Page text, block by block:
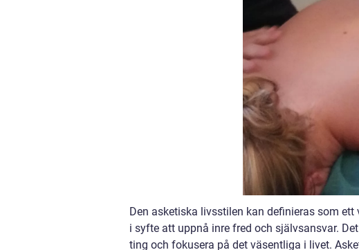
Den asketiska livsstilen kan definieras som
i syfte att uppnå inre fred och självsansvar.
ting och fokusera på det väsentliga i livet.